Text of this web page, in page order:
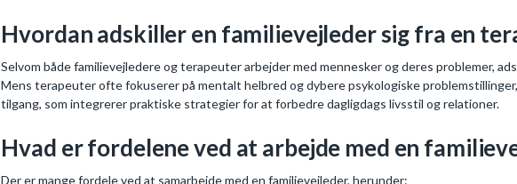
Hvordan adskiller en familievejleder sig fra en
Selvom både familievejledere og terapeuter arbejder med mennesker og deres problemer,
Mens terapeuter ofte fokuserer på mentalt helbred og dybere psykologiske
tilgang, som integrerer praktiske strategier for at forbedre dagligdags livsstil og relationer.
Hvad er fordelene ved at arbejde med en
Der er mange fordele ved at samarbejde med en familievejleder, herunder: